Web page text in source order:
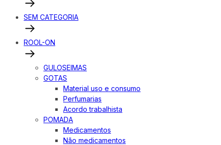
SEM CATEGORIA
ROOL-ON
GULOSEIMAS
GOTAS
Material uso e consumo
Perfumarias
Acordo trabalhista
POMADA
Medicamentos
Não medicamentos